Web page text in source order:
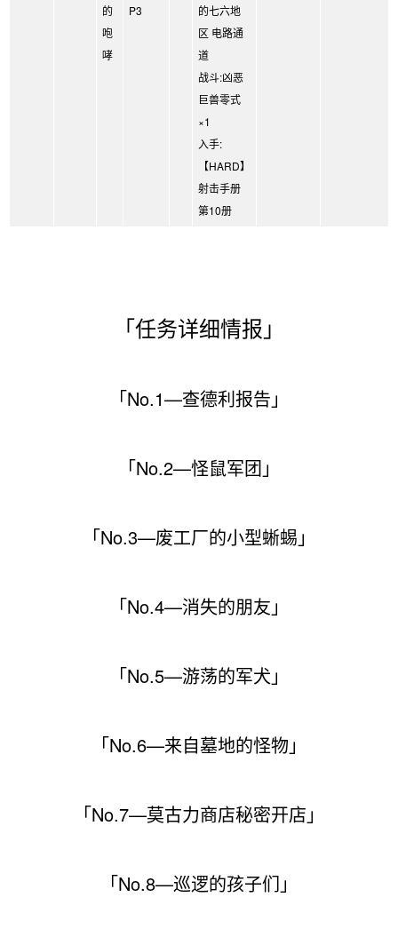
的
咆
哮
P3
的七六地
区 电路通
道
战斗:凶恶
巨兽零式
×1
入手:
【HARD】
射击手册
第10册
「任务详细情报」
「No.1—查德利报告」
「No.2—怪鼠军团」
「No.3—废工厂的小型蜥蜴」
「No.4—消失的朋友」
「No.5—游荡的军犬」
「No.6—来自墓地的怪物」
「No.7—莫古力商店秘密开店」
「No.8—巡逻的孩子们」